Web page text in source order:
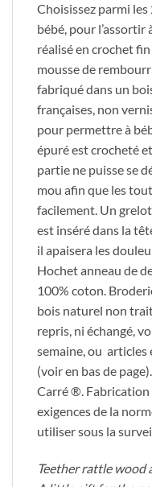
Choisissez parmi
bébé, pour l’assortir
réalisé en crochet
mousse de
fabriqué dans un
françaises, non
pour permettre à
épuré est crocheté
partie ne puisse se
mou afin que les
facilement. Un
est inséré dans la
il apaisera les
Hochet anneau de
100% coton.
bois naturel non
repris, ni échangé,
semaine, ou articles
(voir en bas de
Carré ®. Fabrication
exigences de la
utiliser sous la
Teether rattle wood